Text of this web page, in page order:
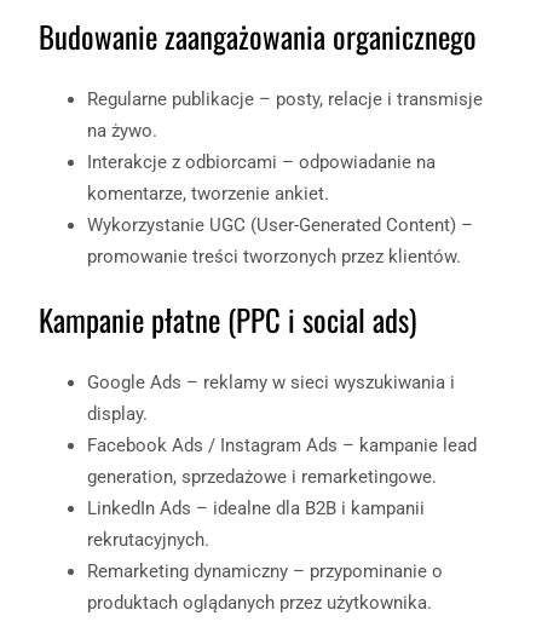
Budowanie zaangażowania organicznego
Regularne publikacje – posty, relacje i transmisje
na żywo.
Interakcje z odbiorcami – odpowiadanie na
komentarze, tworzenie ankiet.
Wykorzystanie UGC (User-Generated Content) –
promowanie treści tworzonych przez klientów.
Kampanie płatne (PPC i social ads)
Google Ads – reklamy w sieci wyszukiwania i
display.
Facebook Ads / Instagram Ads – kampanie lead
generation, sprzedażowe i remarketingowe.
LinkedIn Ads – idealne dla B2B i kampanii
rekrutacyjnych.
Remarketing dynamiczny – przypominanie o
produktach oglądanych przez użytkownika.